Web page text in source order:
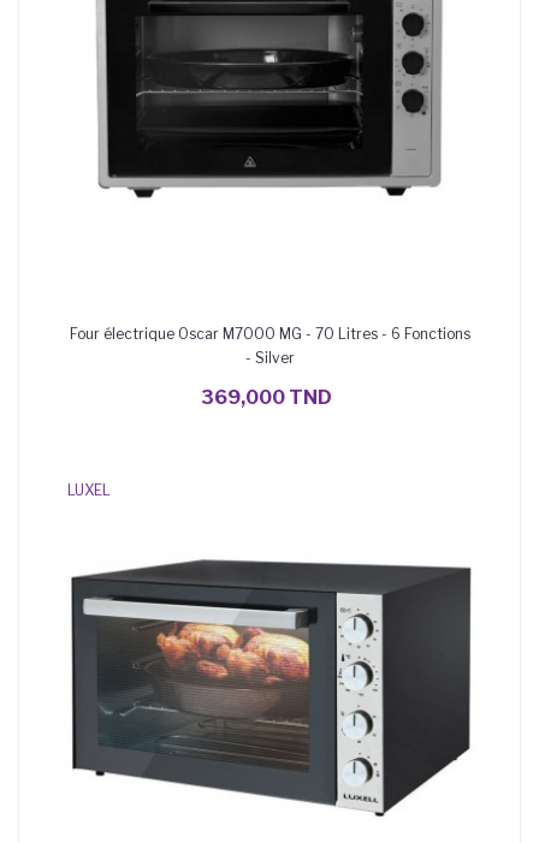
Four électrique Oscar M7000 MG - 70 Litres - 6 Fonctions
- Silver
369,000 TND
LUXEL